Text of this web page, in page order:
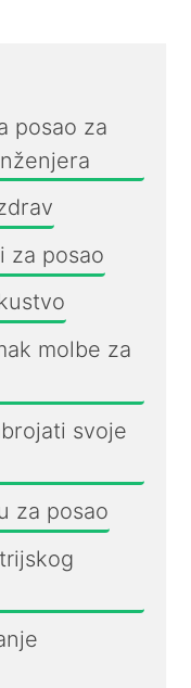
posao za
za posao
molbe za
svoje
za posao